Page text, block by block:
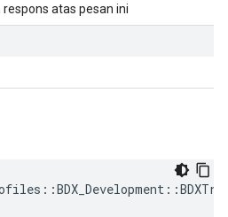
atas pesan ini